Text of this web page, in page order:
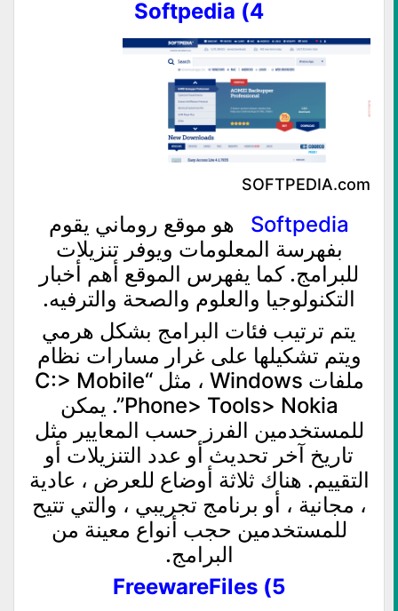
4) Softpedia
SOFTPEDIA.com
Softpedia
هو موقع روماني يقوم
بفهرسة المعلومات ويوفر تنزيلات
للبرامج. كما يفهرس الموقع أهم أخبار
التكنولوجيا والعلوم والصحة والترفيه.
يتم ترتيب فئات البرامج بشكل هرمي
ويتم تشكيلها على غرار مسارات نظام
ملفات Windows ، مثل “C:> Mobile
Phone> Tools> Nokia”. يمكن
للمستخدمين الفرز حسب المعايير مثل
تاريخ آخر تحديث أو عدد التنزيلات أو
التقييم. هناك ثلاثة أوضاع للعرض ، عادية
، مجانية ، أو برنامج تجريبي ، والتي تتيح
للمستخدمين حجب أنواع معينة من
البرامج.
5) FreewareFiles